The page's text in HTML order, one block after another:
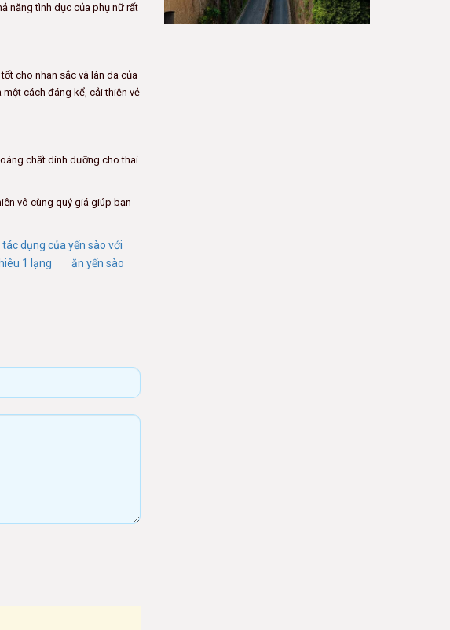
năng tình dục của phụ nữ rất
cho nhan sắc và làn da của
cách đáng kể, cải thiện vẻ
chất dinh dưỡng cho thai
vô cùng quý giá giúp bạn
tác dụng của yến sào với
1 lạng
ăn yến sào